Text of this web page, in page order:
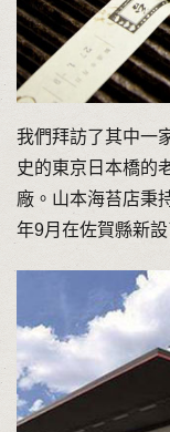
我們拜訪了其中一
史的東京日本橋的
廠。山本海苔店秉
年9月在佐賀縣新